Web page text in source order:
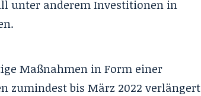
unter anderem Investitionen in
Maßnahmen in Form einer
zumindest bis März 2022 verlängert